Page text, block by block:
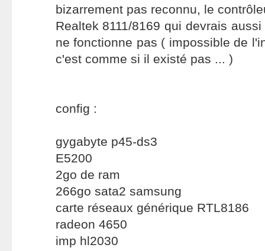
bizarrement pas reconnu, le
Realtek 8111/8169 qui devrais
ne fonctionne pas ( impossible de
c'est comme si il existé pas ... )
config :
gygabyte p45-ds3
E5200
2go de ram
266go sata2 samsung
carte réseaux générique RTL8186
radeon 4650
imp hl2030